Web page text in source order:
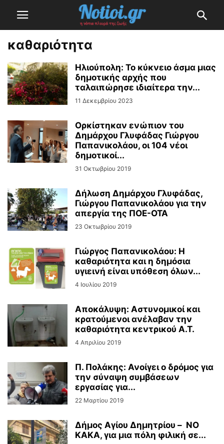
καθαριότητα
Ηλιούπολη: Το κύκνειο άσμα μιας
δημοτικής αρχής που
ταλαιπώρησε ιδιαίτερα την...
11 Δεκεμβρίου 2023
Oρκίστηκαν ενώπιον του
Δημάρχου Γλυφάδας Γιώργου
Παπανικολάου, oι 104 νέοι
δημοτικοί...
31 Οκτωβρίου 2019
Δήλωση Δημάρχου Γλυφάδας,
Γιώργου Παπανικολάου για την
απεργία της ΠΟΕ-ΟΤΑ
23 Οκτωβρίου 2019
Γιώργος Παπανικολάου: Η
καθαριότητα και η δημόσια
υγιεινή είναι υπόθεση όλων...
4 Ιουλίου 2019
Αποκάλυψη: Αστυνομικοί και
κρατούμενοι ανέλαβαν την
καθαριότητα κεντρικού Α.Τ.
4 Απριλίου 2019
Π. Πολάκης: Ανοίγει ο δρόμος για
την σύναψη συμβάσεων
εργασίας για...
22 Μαρτίου 2019
Δήμος Αγίου Δημητρίου – NO
KAKA, για μια πόλη φιλική σε...